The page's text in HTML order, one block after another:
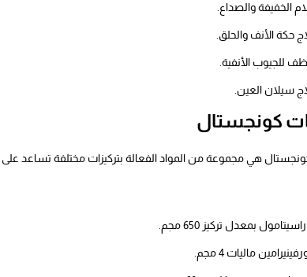
الخفيفة والصداع.
حكة الأنف والحلق.
للجيوب الأنفية.
سيلان العين.
كونجستال
هي مجموعة من المواد الفعالة بتركيزات مختلفة تساعد
بمعدل تركيز 650 مجم.
ماليات 4 مجم.